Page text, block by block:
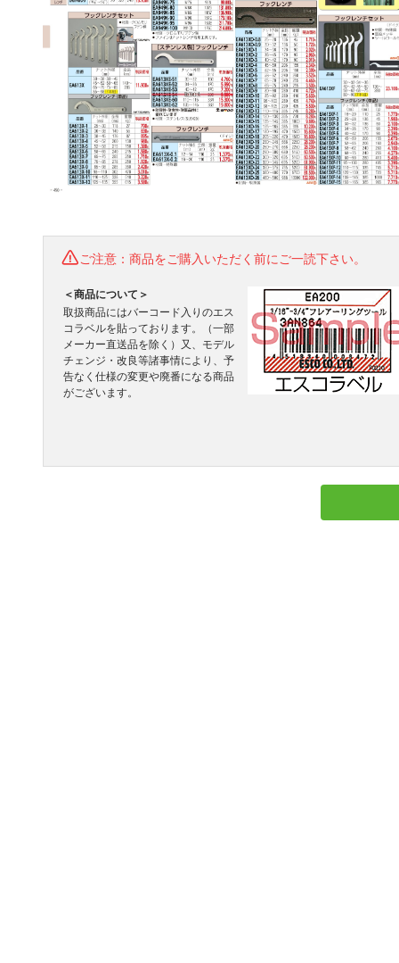
ご注意：商品をご購入いただく前にご一読下さい。
＜商品について＞
取扱商品にはバーコード入りのエス
コラベルを貼っております。（一部
メーカー直送品を除く）又、モデル
チェンジ・改良等諸事情により、予
告なく仕様の変更や廃番になる商品
がございます。